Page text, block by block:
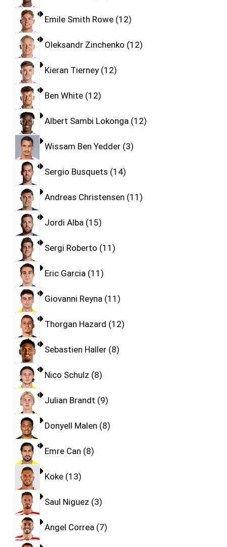
Emile Smith Rowe 12
Oleksandr Zinchenko 12
Kieran Tierney 12
Ben White 12
Albert Sambi Lokonga 12
Wissam Ben Yedder 3
Sergio Busquets 14
Andreas Christensen 11
Jordi Alba 15
Sergi Roberto 11
Eric Garcia 11
Giovanni Reyna 11
Thorgan Hazard 12
Sebastien Haller 8
Nico Schulz 8
Julian Brandt 9
Donyell Malen 8
Emre Can 8
Koke 13
Saul Niguez 3
Angel Correa 7